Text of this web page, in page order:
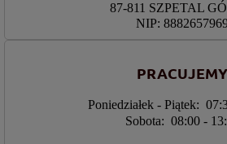
87-811 SZPETAL
NIP:
PRACUJEMY
Poniedziałek - Piątek:
Sobota: 08:00 -